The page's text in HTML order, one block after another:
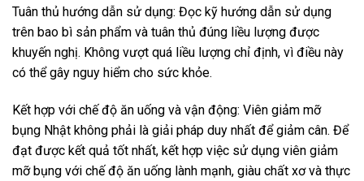
Tuân thủ hướng dẫn sử dụng: Đọc kỹ hướng dẫn sử dụng
trên bao bì sản phẩm và tuân thủ đúng liều lượng được
khuyến nghị. Không vượt quá liều lượng chỉ định, vì điều này
có thể gây nguy hiểm cho sức khỏe.
Kết hợp với chế độ ăn uống và vận động: Viên giảm mỡ
bụng Nhật không phải là giải pháp duy nhất để giảm cân. Để
đạt được kết quả tốt nhất, kết hợp việc sử dụng viên giảm
mỡ bụng với chế độ ăn uống lành mạnh, giàu chất xơ và thực